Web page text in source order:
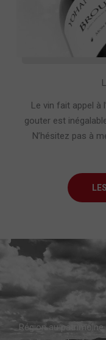
Le vin fait appel à
gouter est
N’hésitez pas à
Région au patrimoine